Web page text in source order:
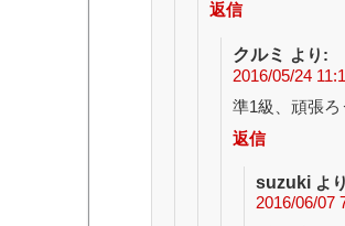
返信
クルミ
より:
2016/05/24
準1級、頑張ろ
返信
suzuki よ
2016/06/07